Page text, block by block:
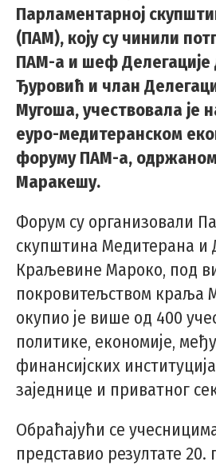
Парламентарној
(ПАМ), коју су чинили
ПАМ-а и шеф Делегације
Ђуровић и члан
Мугоша, учествовала је
еуро-медитеранском
форуму ПАМ-а, одржаном
Маракешу.
Форум су организовали
скупштина Медитерана и
Краљевине Мароко, под
покровитељством краља
окупио је више од 400
политике, економије,
финансијских
заједнице и приватног
Обраћајући се
представио резултате 20.